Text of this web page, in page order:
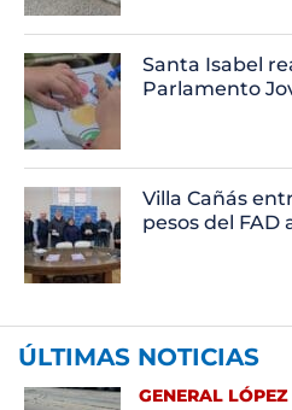
Santa Isabel
Parlamento
Villa Cañás
pesos del FAD
ÚLTIMAS NOTICIAS
GENERAL LÓPEZ